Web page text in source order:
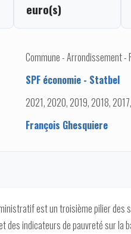
euro(s)
Commune - Arrondissement -
SPF économie - Statbel
2021, 2020, 2019, 2018,
François Ghesquiere
est un troisième pilier
des indicateurs de pauvreté sur la